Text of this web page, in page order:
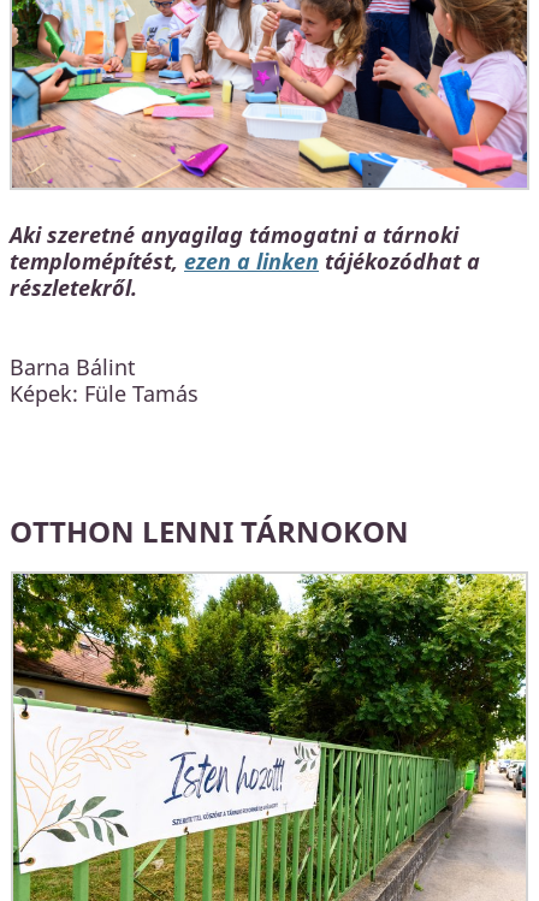
Aki szeretné anyagilag támogatni a tárnoki
templomépítést, ezen a linken tájékozódhat a
részletekről.
Barna Bálint
Képek: Füle Tamás
OTTHON LENNI TÁRNOKON